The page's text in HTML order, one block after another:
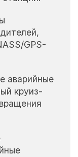
GPS-
аварийные
круиз-